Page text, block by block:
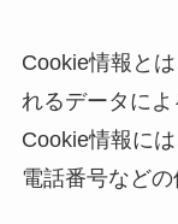
Cookie情報と
れるデータによ
Cookie情報に
電話番号などの